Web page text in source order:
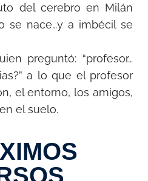
del cerebro en Milán
se nace…y a imbécil se
preguntó: “profesor…
a lo que el profesor
el entorno, los amigos,
el suelo.